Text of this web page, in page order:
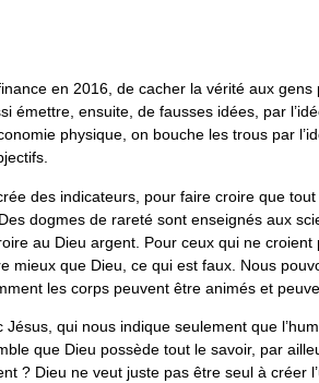
en 2016, de cacher la vérité aux
émettre, ensuite, de fausses idées, par
physique, on bouche les trous par
des indicateurs, pour faire croire que
dogmes de rareté sont enseignés aux
au Dieu argent. Pour ceux qui ne croient
mieux que Dieu, ce qui est faux. Nous
les corps peuvent être animés et
qui nous indique seulement que
que Dieu possède tout le savoir, par
? Dieu ne veut juste pas être seul à créer